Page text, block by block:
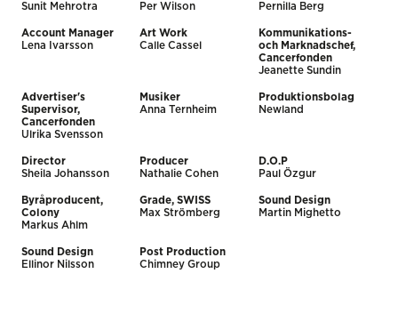
Sunit Mehrotra
Per Wilson
Pernilla Berg
Account Manager
Lena Ivarsson
Art Work
Calle Cassel
Kommunikations-
och Marknadschef,
Cancerfonden
Jeanette Sundin
Advertiser's
Supervisor,
Cancerfonden
Ulrika Svensson
Musiker
Anna Ternheim
Produktionsbolag
Newland
Director
Sheila Johansson
Producer
Nathalie Cohen
D.O.P
Paul Özgur
Byråproducent,
Colony
Markus Ahlm
Grade, SWISS
Max Strömberg
Sound Design
Martin Mighetto
Sound Design
Ellinor Nilsson
Post Production
Chimney Group